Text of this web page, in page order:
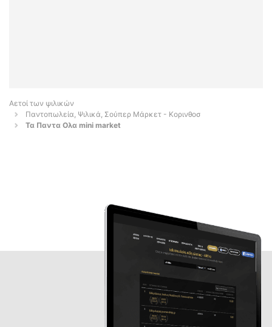
Αετοί των ψιλικών
Παντοπωλεία, Ψιλικά, Σούπερ Μάρκετ - Κορινθοσ
Τα Παντα Ολα mini market